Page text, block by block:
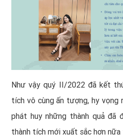
Như vậy quý II/2022 đã kết
tích vô cùng ấn tượng, hy vọng
phát huy những thành quả đã
thành tích mới xuất sắc hơn